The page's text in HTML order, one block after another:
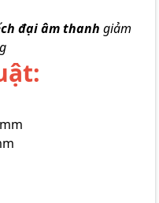
đại âm thanh giảm